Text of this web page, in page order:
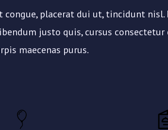
congue, placerat dui ut, tincidunt
justo quis, cursus consectetur
maecenas purus.